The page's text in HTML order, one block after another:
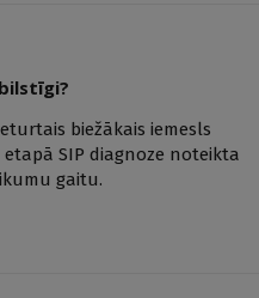
biežākais iemesls
etapā SIP diagnoze noteikta
gaitu.